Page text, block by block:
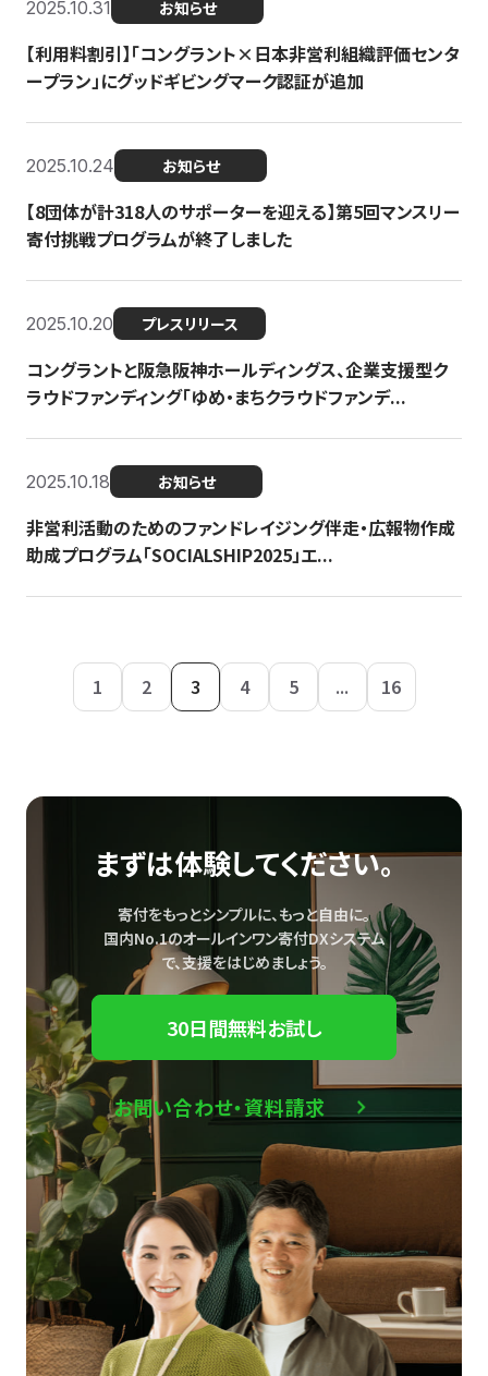
2025.10.31 お知らせ
【利用料割引】「コングラント×日本非営利組織評価センタ
ープラン」にグッドギビングマーク認証が追加
2025.10.24 お知らせ
【8団体が計318人のサポーターを迎える】​​第5回マンスリー
寄付挑戦プログラムが終了しました
2025.10.20 プレスリリース
コングラントと阪急阪神ホールディングス、企業支援型ク
ラウドファンディング「ゆめ・まちクラウドファンデ...
2025.10.18 お知らせ
非営利活動のためのファンドレイジング伴走・広報物作成
助成プログラム「SOCIALSHIP2025」エ...
1 2 3 4 5 ... 16
まずは体験してください。
寄付をもっとシンプルに、もっと自由に。
国内No.1のオールインワン寄付DXシステム
で、支援をはじめましょう。
30日間無料お試し
お問い合わせ・資料請求